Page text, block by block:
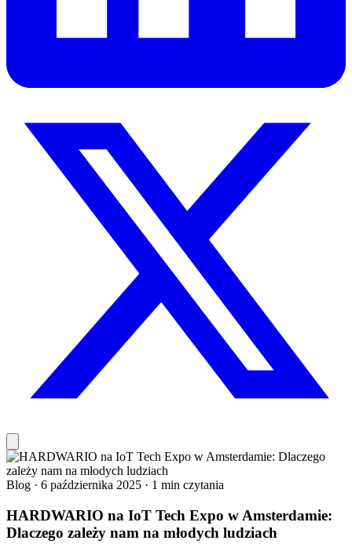
Blog · 6 października 2025 · 1 min czytania
HARDWARIO na IoT Tech Expo w Amsterdamie:
Dlaczego zależy nam na młodych ludziach